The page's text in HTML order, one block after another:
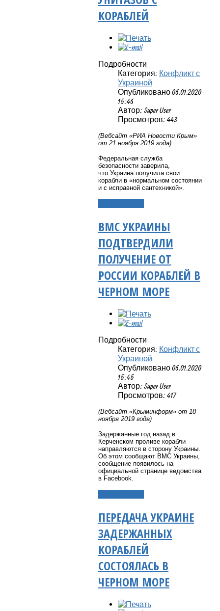
КОРАБЛЕЙ
Подробности
Категория: Конфликт с
Украиной
Опубликовано 06.01.2020
15:46
Автор: Super User
Просмотров: 443
(Вебсайт «РИА Новости Крым»
от 21 ноября 2019 года)
Федеральная служба
безопасности заверила,
что Украина получила свои
корабли в «нормальном состоянии
и с исправной сантехникой».
ВМС УКРАИНЫ
ПОДТВЕРДИЛИ
ПОЛУЧЕНИЕ ОТ
РОССИИ КОРАБЛЕЙ В
ЧЕРНОМ МОРЕ
Подробности
Категория: Конфликт с
Украиной
Опубликовано 06.01.2020
15:45
Автор: Super User
Просмотров: 417
(Вебсайт «Крыминформ» от 18
ноября 2019 года)
Задержанные год назад в
Керченском проливе корабли
направляются в сторону Украины.
Об этом сообщают ВМС Украины,
сообщение появилось на
официальной странице ведомства
в Facebook.
ПЕРЕДАЧА УКРАИНЕ
ЗАДЕРЖАННЫХ
КОРАБЛЕЙ
СОСТОЯЛАСЬ В
ЧЕРНОМ МОРЕ